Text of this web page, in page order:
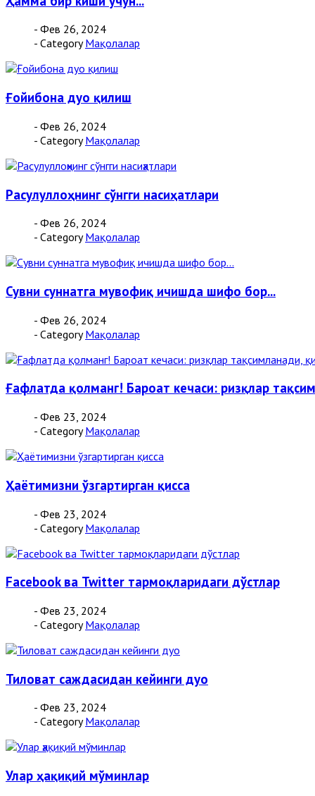
- Фев 26, 2024
- Category Мақолалар
Ғойибона дуо қилиш
- Фев 26, 2024
- Category Мақолалар
Расулуллоҳнинг сўнгги насиҳатлари
- Фев 26, 2024
- Category Мақолалар
Сувни суннатга мувофиқ ичишда шифо бор...
- Фев 26, 2024
- Category Мақолалар
Ғафлатда қолманг! Бароат кечаси: ризқлар
- Фев 23, 2024
- Category Мақолалар
Ҳаётимизни ўзгартирган қисса
- Фев 23, 2024
- Category Мақолалар
Facebook ва Twitter тармоқларидаги дўстлар
- Фев 23, 2024
- Category Мақолалар
Тиловат саждасидан кейинги дуо
- Фев 23, 2024
- Category Мақолалар
Улар ҳақиқий мўминлар